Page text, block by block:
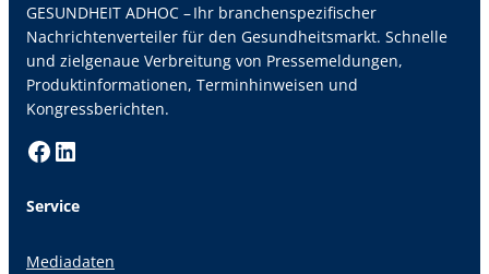
GESUNDHEIT ADHOC – Ihr branchenspezifischer
Nachrichtenverteiler für den Gesundheitsmarkt. Schnelle
und zielgenaue Verbreitung von Pressemeldungen,
Produktinformationen, Terminhinweisen und
Kongressberichten.
Facebook LinkedIn
Service
Mediadaten